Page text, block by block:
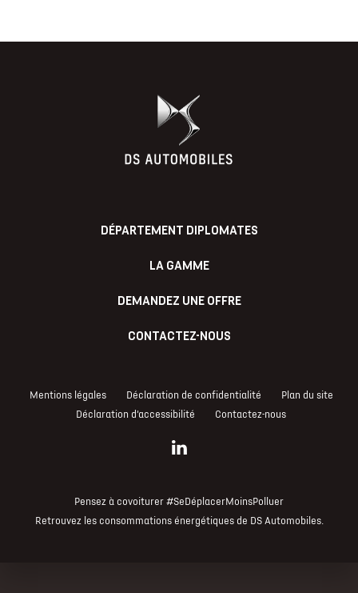
DÉPARTEMENT DIPLOMATES
LA GAMME
DEMANDEZ UNE OFFRE
CONTACTEZ-NOUS
Mentions légales Déclaration de confidentialité
Plan du site
Déclaration d’accessibilité
Contactez-nous
Pensez à covoiturer #SeDéplacerMoinsPolluer
Retrouvez les consommations énergétiques de DS Automobiles.